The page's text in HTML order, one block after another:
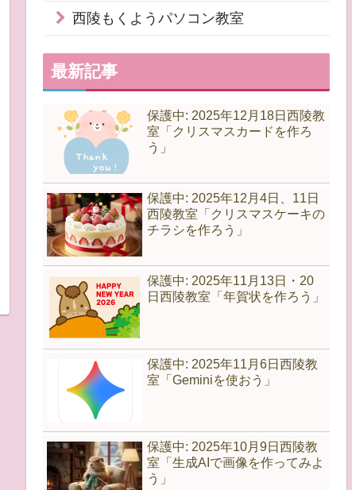
西陵もくようパソコン教室
最新記事
保護中: 2025年12月18日西陵教
室「クリスマスカードを作ろ
う」
保護中: 2025年12月4日、11日
西陵教室「クリスマスケーキの
チラシを作ろう」
保護中: 2025年11月13日・20
日西陵教室「年賀状を作ろう」
保護中: 2025年11月6日西陵教
室「Geminiを使おう」
保護中: 2025年10月9日西陵教
室「生成AIで画像を作ってみよ
う」